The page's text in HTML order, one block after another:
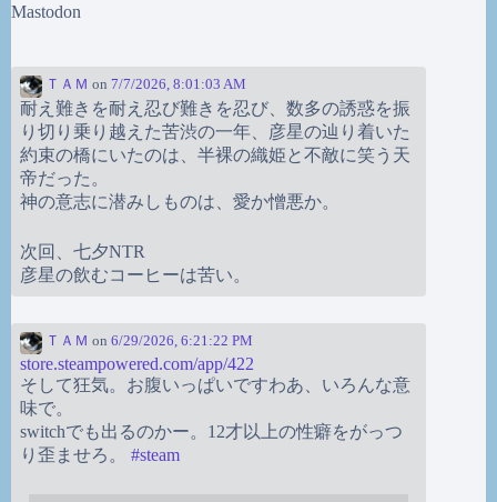
Mastodon
ＴＡＭ on 7/7/2026, 8:01:03 AM
耐え難きを耐え忍び難きを忍び、数多の誘惑を振
り切り乗り越えた苦渋の一年、彦星の辿り着いた
約束の橋にいたのは、半裸の織姫と不敵に笑う天
帝だった。
神の意志に潜みしものは、愛か憎悪か。
次回、七夕NTR
彦星の飲むコーヒーは苦い。
ＴＡＭ on 6/29/2026, 6:21:22 PM
store.steampowered.com/app/422
そして狂気。お腹いっぱいですわあ、いろんな意
味で。
switchでも出るのかー。12才以上の性癖をがっつ
り歪ませろ。 #steam